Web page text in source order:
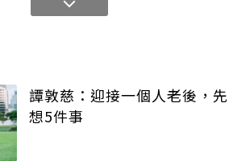
譚敦慈：迎接一個人老後，先
想5件事